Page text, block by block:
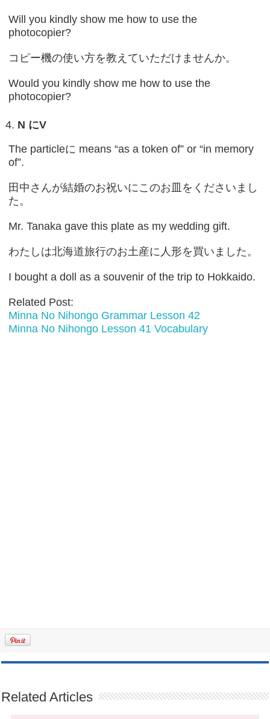
Will you kindly show me how to use the
photocopier?
コピー機の使い方を教えていただけませんか。
Would you kindly show me how to use the
photocopier?
N にV
The particleに means “as a token of” or “in memory
of”.
田中さんが結婚のお祝いにこのお皿をくださいまし
た。
Mr. Tanaka gave this plate as my wedding gift.
わたしは北海道旅行のお土産に人形を買いました。
I bought a doll as a souvenir of the trip to Hokkaido.
Related Post:
Minna No Nihongo Grammar Lesson 42
Minna No Nihongo Lesson 41 Vocabulary
Related Articles